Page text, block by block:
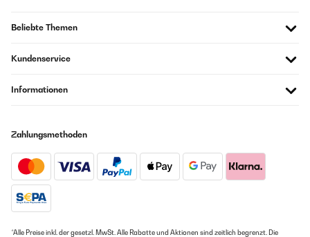
Beliebte Themen
Kundenservice
Informationen
Zahlungsmethoden
*Alle Preise inkl. der gesetzl. MwSt. Alle Rabatte und Aktionen sind zeitlich begrenzt. Die